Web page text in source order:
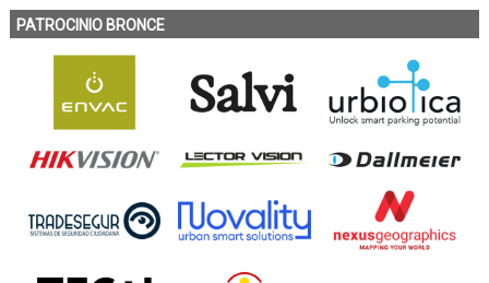
PATROCINIO BRONCE